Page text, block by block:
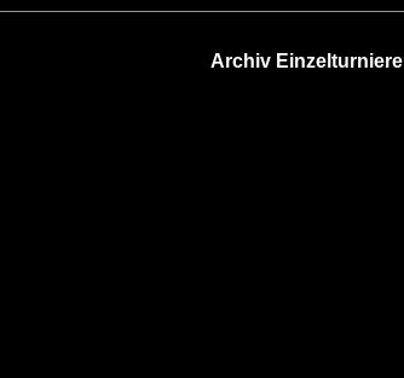
Archiv Einzelturniere